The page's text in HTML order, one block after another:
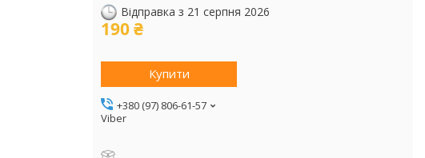
Відправка з 21 серпня 2026
190 ₴
Купити
+380 (97) 806-61-57
Viber